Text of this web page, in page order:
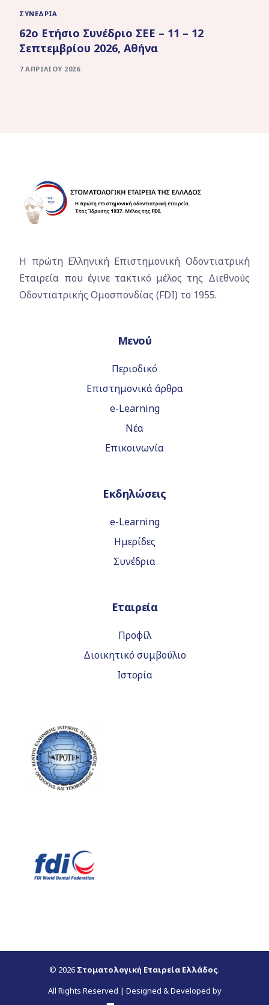
ΣΥΝΈΔΡΙΑ
62ο Ετήσιο Συνέδριο ΣΕΕ – 11 – 12
Σεπτεμβρίου 2026, Αθήνα
7 ΑΠΡΙΛΊΟΥ 2026
Η πρώτη Ελληνική Επιστημονική Οδοντιατρική
Εταιρεία που έγινε τακτικό μέλος της Διεθνούς
Οδοντιατρικής Ομοσπονδίας (FDI) το 1955.
Μενού
Περιοδικό
Επιστημονικά άρθρα
e-Learning
Νέα
Επικοινωνία
Εκδηλώσεις
e-Learning
Ημερίδες
Συνέδρια
Εταιρεία
Προφίλ
Διοικητικό συμβούλιο
Ιστορία
© 2026 Στοματολογική Εταιρεία Ελλάδος.
All Rights Reserved | Designed & Developed by